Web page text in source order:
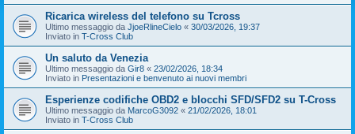
Ricarica wireless del telefono su Tcross
Ultimo messaggio da JjoeRlineCielo « 30/03/2026, 19:37
Inviato in T-Cross Club
Un saluto da Venezia
Ultimo messaggio da Gir8 « 23/02/2026, 18:34
Inviato in Presentazioni e benvenuto ai nuovi membri
Esperienze codifiche OBD2 e blocchi SFD/SFD2 su T-Cross
Ultimo messaggio da MarcoG3092 « 21/02/2026, 18:01
Inviato in T-Cross Club